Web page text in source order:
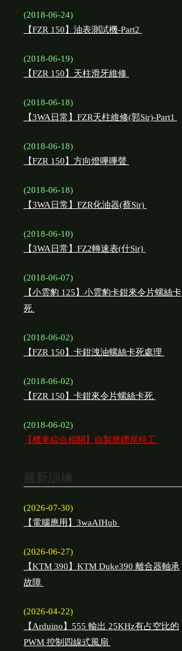
(2018-06-24)
【FZR 150】油表測試機-Part2
(2018-06-19)
【FZR 150】天柱滑牙維修
(2018-06-18)
【3WA日常】FZR天柱維修(郭Sir)-Part1
(2018-06-18)
【FZR 150】方向燈嗶嗶聲
(2018-06-18)
【3WA日常】FZR化油器(蔡Sir)
(2018-06-10)
【3WA日常】FZ2轉速表(什Sir)
(2018-06-07)
【小雲豹 125】小雲豹卡鉗來令片螺絲卡
死
(2018-06-02)
【FZR 150】卡鉗洩油螺絲卡死處理
(2018-06-02)
【FZR 150】卡鉗來令片螺絲卡死
(2018-06-02)
【機車綜合相關】自製磨鑽尾特工
最新訓練
(2026-07-30)
【電腦應用】3waAIHub
(2026-06-27)
【KTM 390】KTM Duke390 離合器軸承
故障
(2026-04-22)
【Arduino】555 輸出 25KHz有占空比的
PWM 控制四線式風扇